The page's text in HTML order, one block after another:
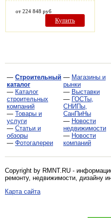
от 224 848 руб
Купить
— Строительный
каталог
— Каталог
строительных
компаний
— Товары и
услуги
— Статьи и
обзоры
— Фотогалереи
— Магазины и
рынки
— Выставки
— ГОСТы,
СНИПы,
СанПиНы
— Новости
недвижимости
— Новости
компаний
Copyright by RMNT.RU -
ремонту, недвижимости, дизайну
Карта сайта